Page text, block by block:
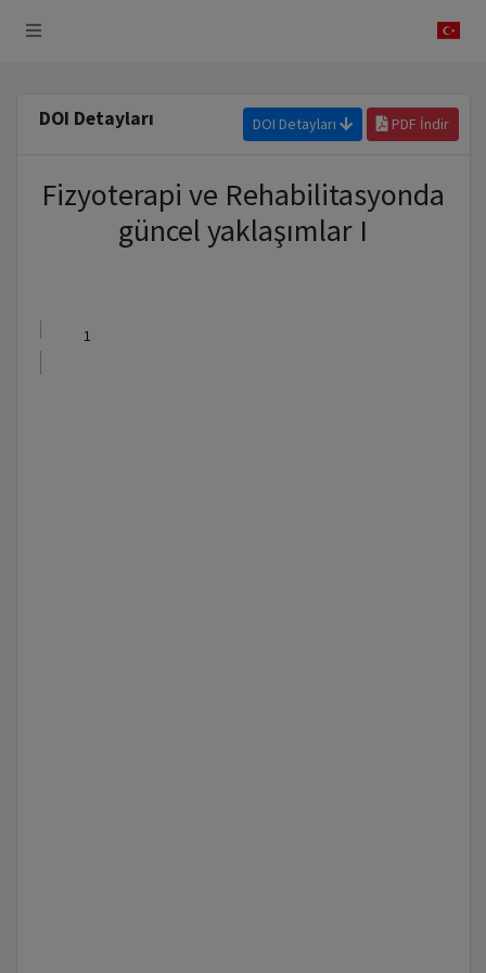
DOI Detayları DOI Detayları PDF İndir
Fizyoterapi ve Rehabilitasyonda
güncel yaklaşımlar I